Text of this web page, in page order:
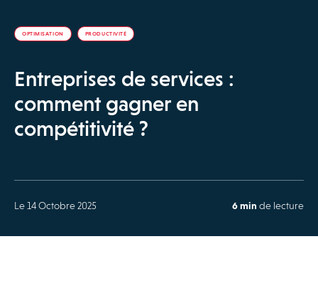
OPTIMISATION PRODUCTIVITÉ
Entreprises de services :
comment gagner en
compétitivité ?
Le 14 Octobre 2025 6 min de lecture